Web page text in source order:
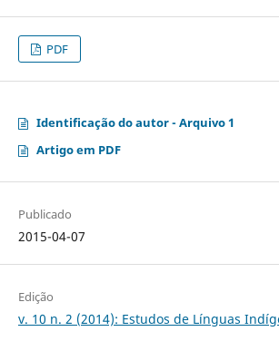
PDF
Identificação do autor - Arquivo 1
Artigo em PDF
Publicado
2015-04-07
Edição
v. 10 n. 2 (2014): Estudos de Línguas